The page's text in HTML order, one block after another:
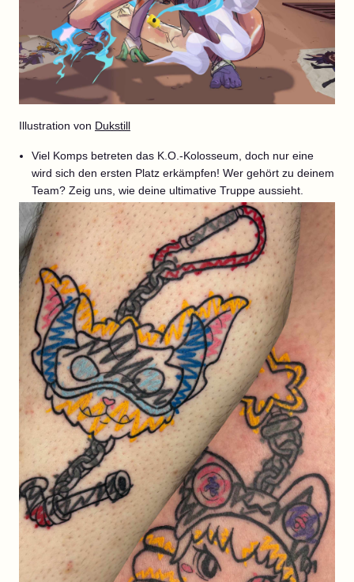
Illustration von Dukstill
Viel Komps betreten das K.O.-Kolosseum, doch nur eine
wird sich den ersten Platz erkämpfen! Wer gehört zu deinem
Team? Zeig uns, wie deine ultimative Truppe aussieht.